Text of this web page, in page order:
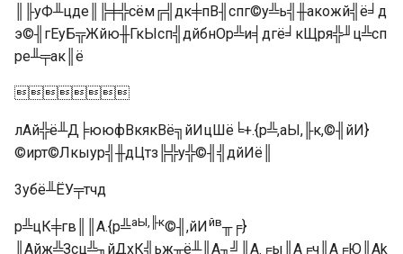
║╟уФ╨цде║╠╪╬сём╔╣дк╪пВ╢спг©у╩ь╣╫акожй╣ё╛д
э©╢гЕуБ╦Жйю╫ГкЫсп╣дйбнОр╩и╡дгё╛кЩря╬╜ц╩сп
ре╨╤ак║ё

лАй╬ё╨Д╞ююфВкякВё╗йИцШё╘+.{р╩,аЫ,╟к,©╢йИ}
©ирт©Лкыур╣╫дЦтз╠╬у╬©╢╣дйИё║
3убё╨ЁУ╤тчд
р╩цК╪гв║║А.{р╩аЫ,╟к©╢,йИйв╥╒}
║Айж╩Зсц╩╖йДхК╣ьж╥ё╨║А╖╝║А.╒ы║А╒ч║А╒Ю║Аk